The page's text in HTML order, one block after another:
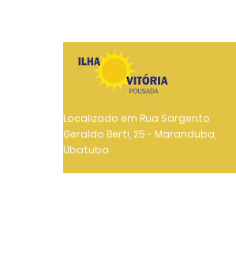
Localizado em Rua Sargento
Geraldo Berti, 25 - Maranduba,
Ubatuba